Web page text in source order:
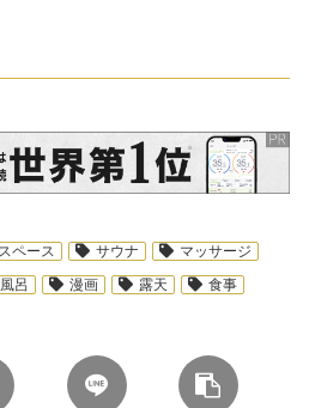
サーリンク
ペース サウナ
マッサージ
呂 漫画 露天
食事